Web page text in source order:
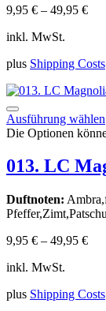
9,95 € – 49,95 €
inkl. MwSt.
plus Shipping Costs
Ausführung wählen
Die Optionen
013. LC
Duftnoten:
9,95 € – 49,95 €
inkl. MwSt.
plus Shipping Costs